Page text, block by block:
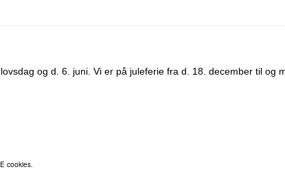
og d. 6. juni. Vi er på juleferie fra d. 18. december til og
cookies.